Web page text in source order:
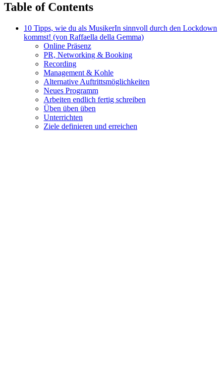
Table of Contents
10 Tipps, wie du als MusikerIn sinnvoll durch den Lockdown
kommst! (von Raffaella della Gemma)
Online Präsenz
PR, Networking & Booking
Recording
Management & Kohle
Alternative Auftrittsmöglichkeiten
Neues Programm
Arbeiten endlich fertig schreiben
Üben üben üben
Unterrichten
Ziele definieren und erreichen